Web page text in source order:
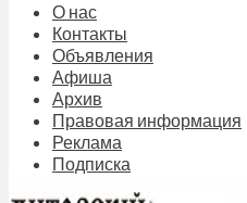
О нас
Контакты
Объявления
Афиша
Архив
Правовая информация
Реклама
Подписка